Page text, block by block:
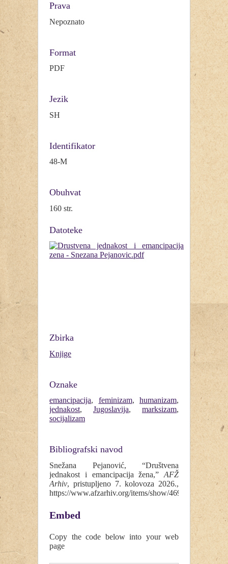
Prava
Nepoznato
Format
PDF
Jezik
SH
Identifikator
48-M
Obuhvat
160 str.
Datoteke
Zbirka
Knjige
Oznake
emancipacija, feminizam, humanizam,
jednakost, Jugoslavija, marksizam,
socijalizam
Bibliografski navod
Snežana Pejanović, “Društvena
jednakost i emancipacija žena,” AFŽ
Arhiv, pristupljeno 7. kolovoza 2026.,
https://www.afzarhiv.org/items/show/469
Embed
Copy the code below into your web
page